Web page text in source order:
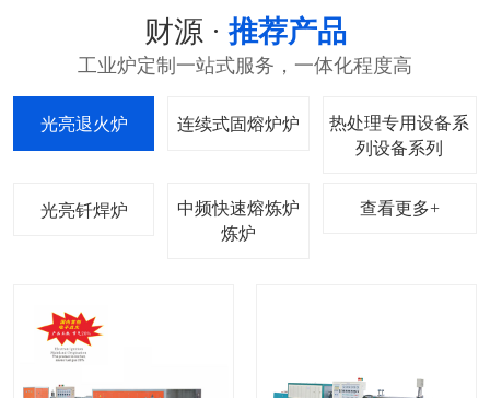
财源 ·推荐产品
工业炉定制一站式服务，一体化程度高
光亮退火炉 连续式固熔炉
热处理专用设备系
列
光亮钎焊炉 中频快速熔炼炉 查看更多+